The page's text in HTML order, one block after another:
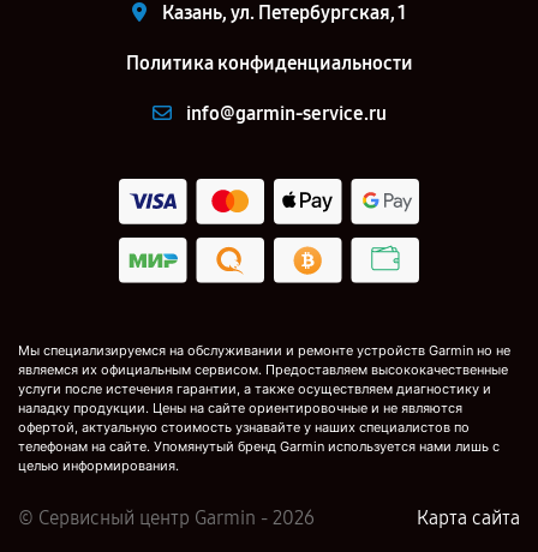
Казань, ул. Петербургская, 1
Политика конфиденциальности
info@garmin-service.ru
Мы специализируемся на обслуживании и ремонте устройств Garmin но не
являемся их официальным сервисом. Предоставляем высококачественные
услуги после истечения гарантии, а также осуществляем диагностику и
наладку продукции. Цены на сайте ориентировочные и не являются
офертой, актуальную стоимость узнавайте у наших специалистов по
телефонам на сайте. Упомянутый бренд Garmin используется нами лишь с
целью информирования.
© Сервисный центр Garmin - 2026 Карта сайта